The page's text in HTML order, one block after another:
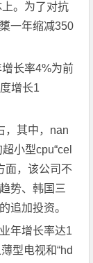
。为了对抗
一年缩减350
长率4%为前
增长1
，其中，nan
小型cpu“cel
面，该公司不
势、韩国三
追加投资。
年增长率达1
型电视和“hd